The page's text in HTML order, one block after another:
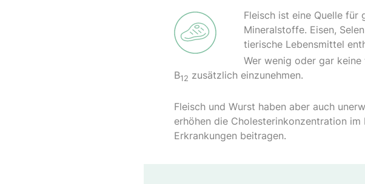
Fleisch ist eine Quelle für
Mineralstoffe. Eisen,
tierische Lebensmittel
Wer wenig oder gar
B12 zusätzlich einzunehmen.
Fleisch und Wurst haben aber auch
erhöhen die Cholesterinkonzentration
Erkrankungen beitragen.